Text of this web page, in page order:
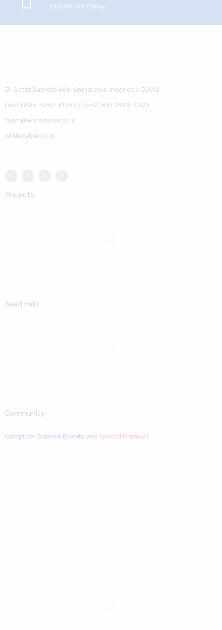
Easy Return Policy
Jl. Gatot Subroto 46b, Ambarawa, Indonesia 50612
(+62) 895-3960-61030 / (+62) 851-2929-4020
team@whitecyber.co.id
whitecyber.co.id
Projects
Need help
Community
Computer Science Events and Special Promos!